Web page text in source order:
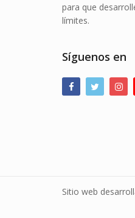
para que
límites.
Síguenos en
Sitio web